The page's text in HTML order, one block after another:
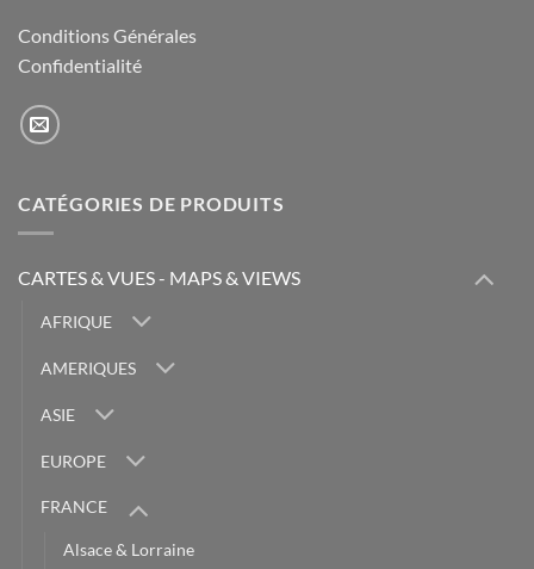
Conditions Générales
Confidentialité
CATÉGORIES DE PRODUITS
CARTES & VUES - MAPS & VIEWS
AFRIQUE
AMERIQUES
ASIE
EUROPE
FRANCE
Alsace & Lorraine